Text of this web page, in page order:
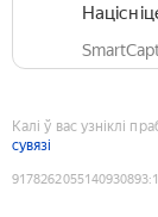
Калі ў вас узніклі
сувязі
9178262055140930893: